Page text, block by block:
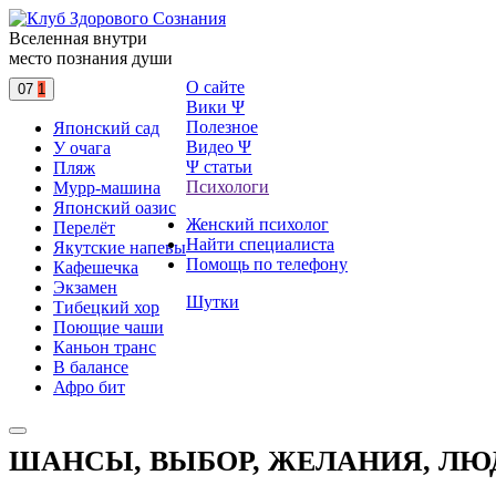
Вселенная внутри
место познания души
07 1
Японский сад
У очага
Пляж
Мурр-машина
Японский оазис
Перелёт
Якутские напевы
Кафешечка
Экзамен
Тибецкий хор
Поющие чаши
Каньон транс
В балансе
Афро бит
О сайте
Вики Ψ
Полезное
Видео Ψ
Ψ статьи
Психологи
Женский психолог
Найти специалиста
Помощь по телефону
Шутки
ШАНСЫ, ВЫБОР, ЖЕЛАНИЯ,